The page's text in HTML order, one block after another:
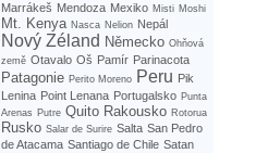
Marrákeš Mendoza Mexiko Misti Moshi
Mt. Kenya Nasca Nelion Nepál
Nový Zéland Německo Ohňová
země Otavalo Oš Pamír Parinacota
Patagonie Perito Moreno Peru Pik
Lenina Point Lenana Portugalsko Punta
Arenas Putre Quito Rakousko Rotorua
Rusko Salar de Surire Salta San Pedro
de Atacama Santiago de Chile Satan